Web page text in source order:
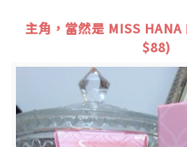
主角，當然是 MISS HANA
$88)